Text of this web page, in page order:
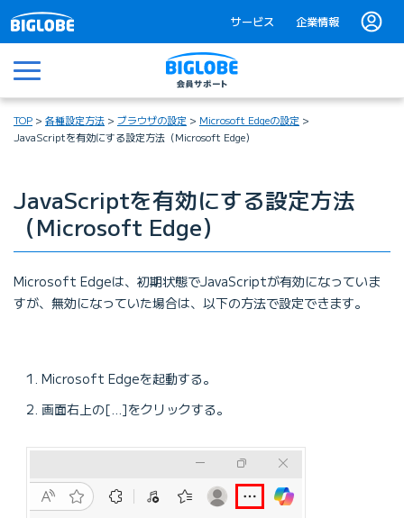
サービス 企業情報
メニュー
TOP 各種設定方法 ブラウザの設定
Microsoft Edgeの設定
JavaScriptを有効にする設定方法（Microsoft Edge）
JavaScriptを有効にする設定方法
（Microsoft Edge）
Microsoft Edgeは、初期状態でJavaScriptが有効になっていま
すが、無効になっていた場合は、以下の方法で設定できます。
Microsoft Edgeを起動する。
画面右上の[…]をクリックする。